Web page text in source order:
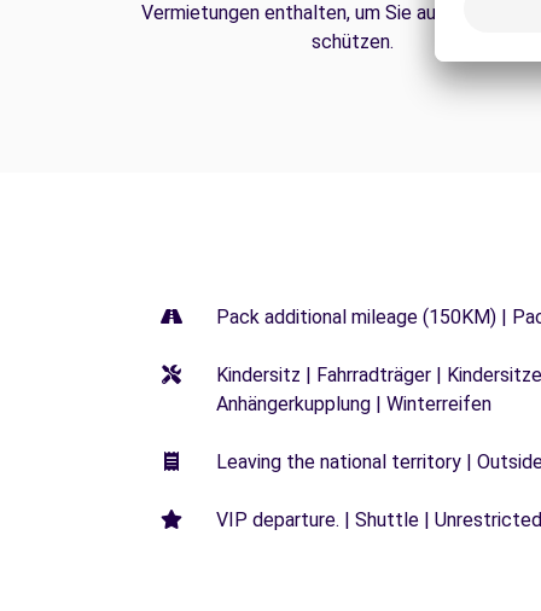
Vermietungen enthalten, um Sie auf der
schützen.
Pack additional mileage (150KM) |
Kindersitz | Fahrradträger |
Anhängerkupplung | Winterreifen
Leaving the national territory |
VIP departure. | Shuttle |